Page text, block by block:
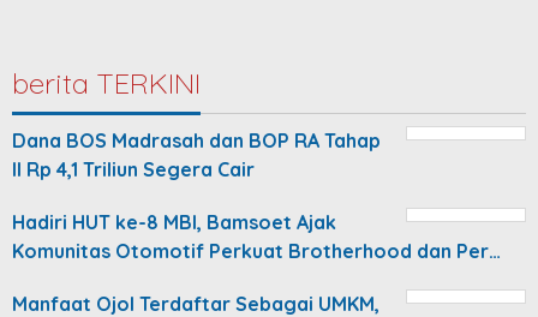
berita TERKINI
Dana BOS Madrasah dan BOP RA Tahap
II Rp 4,1 Triliun Segera Cair
Hadiri HUT ke-8 MBI, Bamsoet Ajak
Komunitas Otomotif Perkuat Brotherhood dan Per…
Manfaat Ojol Terdaftar Sebagai UMKM,